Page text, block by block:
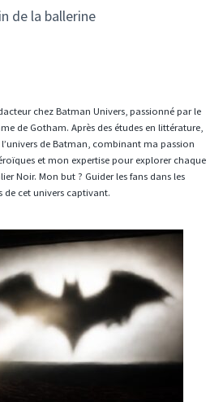
de la ballerine
chez Batman Univers, passionné par le
de Gotham. Après des études en littérature,
de Batman, combinant ma passion
et mon expertise pour explorer chaque
Noir. Mon but ? Guider les fans dans les
de cet univers captivant.